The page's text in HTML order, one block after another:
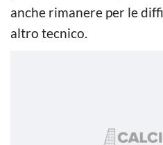
anche rimanere per le
altro tecnico.